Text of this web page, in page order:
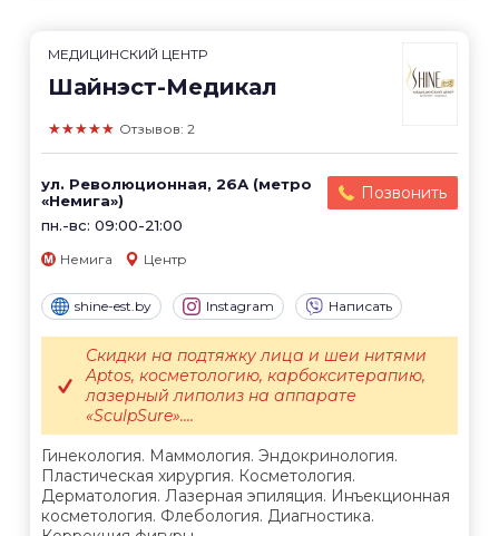
МЕДИЦИНСКИЙ ЦЕНТР
Шайнэст-Медикал
★★★★★ Отзывов: 2
ул. Революционная, 26А (метро
«Немига»)
пн.-вс: 09:00-21:00
Позвонить
Немига Центр
shine-est.by Instagram Написать
Гинекология. Маммология. Эндокринология.
Пластическая хирургия. Косметология.
Дерматология. Лазерная эпиляция. Инъекционная
косметология. Флебология. Диагностика.
Скидки на подтяжку лица и шеи нитями
Aptos, косметологию, карбокситерапию,
лазерный липолиз на аппарате
«SculpSure»....